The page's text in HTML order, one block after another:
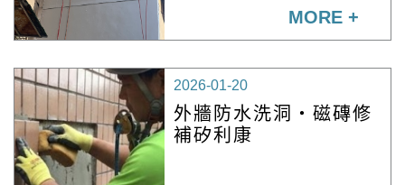
MORE +
2026-01-20
外牆防水洗洞・磁磚修
補矽利康